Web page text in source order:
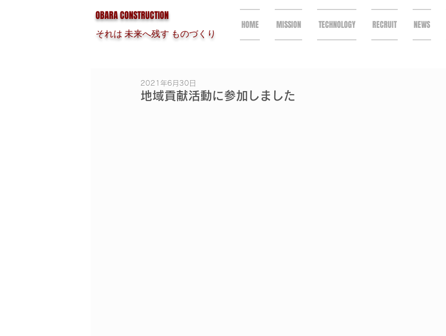
OBARA CONSTRUCTION
それは 未来へ残す ものづくり
HOME MISSION TECHNOLOGY RECRUIT NEWS
地域貢献活動に参加しました
2021年6月30日